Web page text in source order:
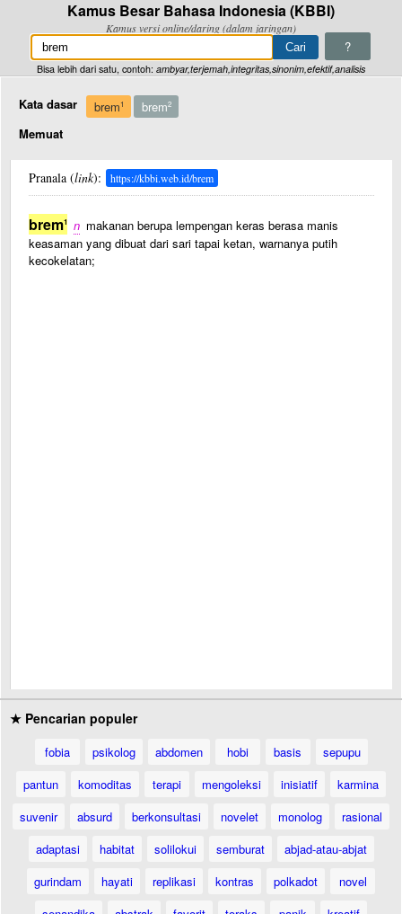
Kamus Besar Bahasa Indonesia (KBBI)
Kamus versi online/daring (dalam jaringan)
?
Bisa lebih dari satu, contoh: ambyar,terjemah,integritas,sinonim,efektif,analisis
Kata dasar brem1 brem2
Memuat
Pranala (link): https://kbbi.web.id/brem
brem1 n makanan berupa lempengan keras berasa manis
keasaman yang dibuat dari sari tapai ketan, warnanya putih
kecokelatan;
★ Pencarian populer
fobia psikolog abdomen hobi basis
sepupu
pantun
komoditas terapi mengoleksi inisiatif
karmina
suvenir
absurd berkonsultasi novelet monolog
rasional
adaptasi
habitat solilokui semburat
abjad-atau-abjat
gurindam
hayati replikasi kontras polkadot
novel